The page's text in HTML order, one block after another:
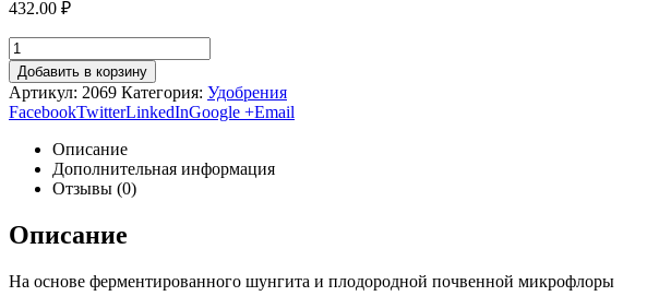
432.00 ₽
Добавить в корзину
Артикул: 2069 Категория: Удобрения
FacebookTwitterLinkedInGoogle +Email
Описание
Дополнительная информация
Отзывы (0)
Описание
На основе ферментированного шунгита и плодородной почвенной микрофлоры